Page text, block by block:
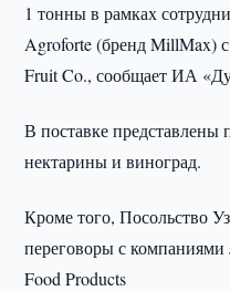
1 тонны в рамках
Agroforte (бренд MillMax)
Fruit Co., сообщает ИА
В поставке
нектарины и виноград.
Кроме того, Посольство
переговоры с
Food Products